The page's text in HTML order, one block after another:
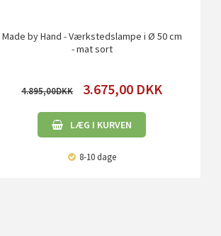
Made by Hand - Værkstedslampe i Ø 50 cm
- mat sort
4.895,00 3.675,00 DKK
LÆG I KURVEN
8-10 dage